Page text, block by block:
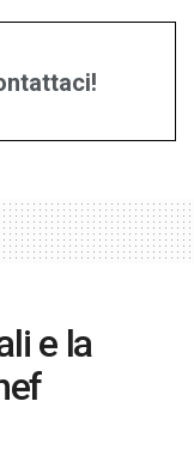
e la